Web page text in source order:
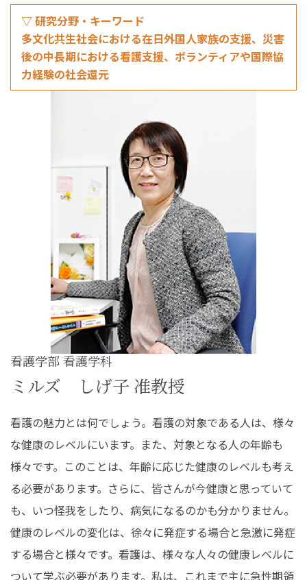
▽ 研究分野・キーワード
多文化共生社会における在日外国人家族の支援、災害
後の中長期における看護支援、ボランティアや国際協
力経験の社会還元
看護学部 看護学科
ミルズ しげ子 准教授
看護の魅力とは何でしょう。看護の対象である人は、様々
な健康のレベルにいます。また、対象となる人の年齢も
様々です。このことは、年齢に応じた健康のレベルも考え
る必要があります。さらに、皆さんが今健康と思っていて
も、いつ怪我をしたり、病気になるのかも分かりません。
健康のレベルの変化は、徐々に発症する場合と急激に発症
する場合と様々です。看護は、様々な人々の健康レベルに
ついて学ぶ必要があります。私は、これまで主に急性期領